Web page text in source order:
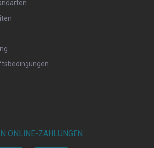
ONLINE-ZAHLUNGEN